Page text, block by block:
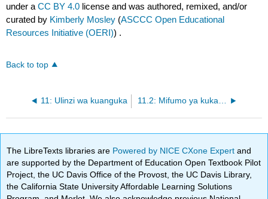
under aCC BY 4.0 license and was authored, remixed, and/or
curated by Kimberly Mosley (ASCCC Open Educational
Resources Initiative (OERI)) .
Back to top
11: Ulinzi wa kuanguka 11.2: Mifumo ya kukamatwa kwa kibinafsi
The LibreTexts libraries are Powered by NICE CXone Expertand
are supported by the Department of Education Open Textbook Pilot
Project, the UC Davis Office of the Provost, the UC Davis Library,
the California State University Affordable Learning Solutions